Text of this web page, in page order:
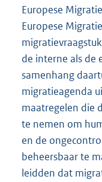
Europese
Europese
de interne als de
samenhang
migratieagenda
maatregelen die
te nemen om
en de
beheersbaar te
leidden dat